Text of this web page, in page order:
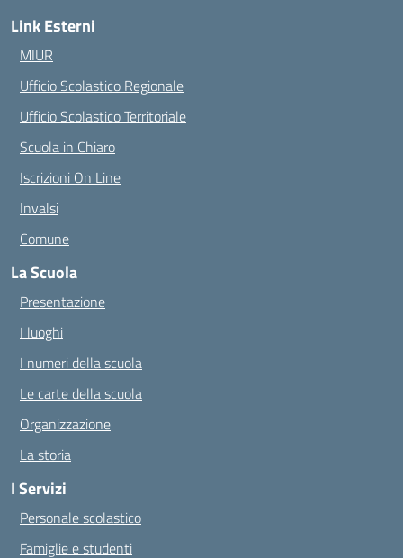
Link Esterni
MIUR
Ufficio Scolastico Regionale
Ufficio Scolastico Territoriale
Scuola in Chiaro
Iscrizioni On Line
Invalsi
Comune
La Scuola
Presentazione
I luoghi
I numeri della scuola
Le carte della scuola
Organizzazione
La storia
I Servizi
Personale scolastico
Famiglie e studenti